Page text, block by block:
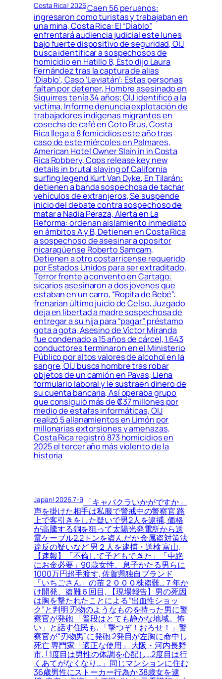
Costa Rica! 2026Caen 56 peruanos:
ingresaron como turistas y trabajaban en
una mina, Costa Rica: El “Diablo”
enfrentará audiencia judicial este lunes
bajo fuerte dispositivo de seguridad, OIJ
busca identificar a sospechosos de
homicidio en Hatillo 8, Esto dijo Laura
Fernández tras la captura de alias
‘Diablo’, Caso ‘Leviatán’: Estas personas
faltan por detener, Hombre asesinado en
Siquirres tenía 34 años; OIJ identificó a la
víctima, Informe denuncia explotación de
trabajadores indígenas migrantes en
cosecha de café en Coto Brus, Costa
Rica llega a 8 femicidios este año tras
caso de este miércoles en Palmares,
American Hotel Owner Slain in in Costa
Rica Robbery, Cops release key new
details in brutal slaying of California
surfing legend Kurt Van Dyke, En Tilarán:
detienen a banda sospechosa de tachar
vehículos de extranjeros, Se suspende
inicio del debate contra sospechoso de
matar a Nadia Peraza, Alerta en La
Reforma: ordenan aislamiento inmediato
en ámbitos A y B, Detienen en Costa Rica
a sospechoso de asesinar a opositor
nicaragüense Roberto Samcam,
Detienen a otro costarricense requerido
por Estados Unidos para ser extraditado,
Terror frente a convento en Cartago:
sicarios asesinaron a dos jóvenes que
estaban en un carro, “Ropita de Bebé”:
frenarían último juicio de Celso, Juzgado
deja en libertad a madre sospechosa de
entregar a su hija para “pagar” préstamo
gota a gota, Asesino de Víctor Miranda
fue condenado a 15 años de cárcel, 1.643
conductores terminaron en el Ministerio
Público por altos valores de alcohol en la
sangre, OIJ busca hombre tras robar
objetos de un camión en Pavas, Llena
formulario laboral y le sustraen dinero de
su cuenta bancaria, Así operaba grupo
que consiguió más de ₡37 millones por
medio de estafas informáticas, OIJ
realizó 5 allanamientos en Limón por
millonarias extorsiones y amenazas,
Costa Rica registró 873 homicidios en
2025 el tercer año más violento de la
historia
Japan! 2026.7-9「キャバクラいかがですか」
声を掛けた相手は私服で警戒中の警察官 路
上で客引きをした疑いで男2人を逮捕, 価格
が高騰する銅を狙って太陽光発電所から送
電ケーブル2.2トンを盗んだか 金属盗対策法
違反の疑いなど 男２人を逮捕・送検 富山,
【速報】「不倫して子どもできた」「中絶
にお金必要」90歳女性、息子かたる男らに
1000万円超手渡す, 佐賀県独自ブランド
「いちごさん」の苗２０００株盗難…７年か
け開発、盗難６回目, 【現場報告】男の死因
は胸を撃たれたことによる“出血性ショッ
ク”と判明 刃物のようなものを持った男に警
察官が発砲 「普段はとても静かな地域。怖
い」と話す住民も, 「撃つぞ！おろせ！」警
察官が“刃物男”に発砲 2発目が左胸に命中し
死亡 専門家「適正な使用」 大阪・河内長野
市, ｢1度目は男性の体調を心配し…2度目は行
くあてがなくなり…」同じマンションに住む
36歳男性にストーカー行為か 38歳女を逮